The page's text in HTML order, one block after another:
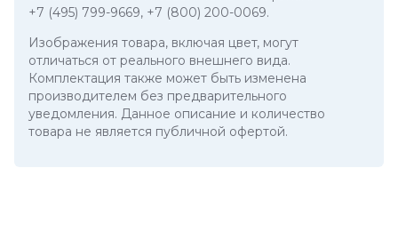
+7 (495) 799-9669, +7 (800) 200-0069.
Изображения товара, включая цвет, могут
отличаться от реального внешнего вида.
Комплектация также может быть изменена
производителем без предварительного
уведомления. Данное описание и количество
товара не является публичной офертой.